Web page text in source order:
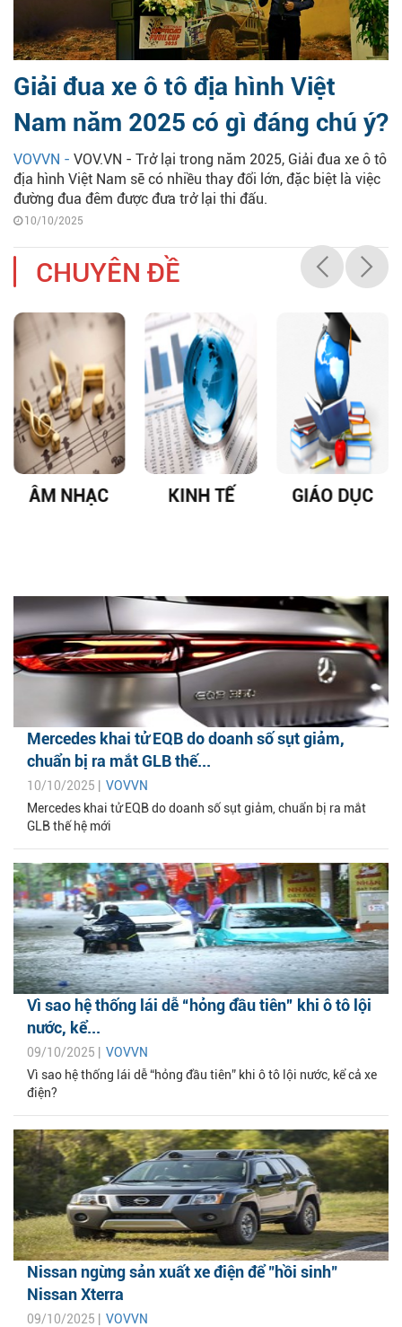
Giải đua xe ô tô địa hình Việt
Nam năm 2025 có gì đáng chú ý?
VOVVN - VOV.VN - Trở lại trong năm 2025, Giải đua xe ô tô
địa hình Việt Nam sẽ có nhiều thay đổi lớn, đặc biệt là việc
đường đua đêm được đưa trở lại thi đấu.
10/10/2025
CHUYÊN ĐỀ
ÂM NHẠC KINH TẾ GIÁO DỤC
Mercedes khai tử EQB do doanh số sụt giảm,
chuẩn bị ra mắt GLB thế...
10/10/2025 | VOVVN
Mercedes khai tử EQB do doanh số sụt giảm, chuẩn bị ra mắt
GLB thế hệ mới
Vì sao hệ thống lái dễ “hỏng đầu tiên” khi ô tô lội
nước, kể...
09/10/2025 | VOVVN
Vì sao hệ thống lái dễ “hỏng đầu tiên” khi ô tô lội nước, kể cả xe
điện?
Nissan ngừng sản xuất xe điện để "hồi sinh"
Nissan Xterra
09/10/2025 | VOVVN